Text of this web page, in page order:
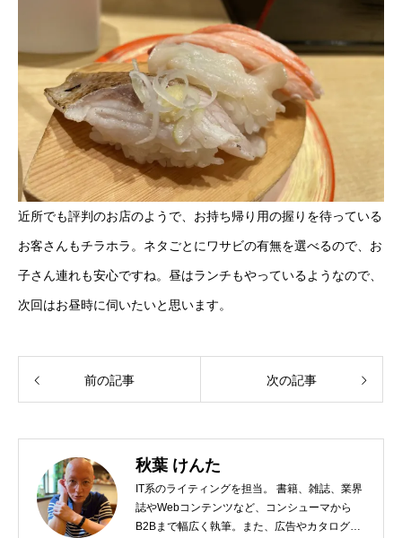
近所でも評判のお店のようで、お持ち帰り用の握りを待っている
お客さんもチラホラ。ネタごとにワサビの有無を選べるので、お
子さん連れも安心ですね。昼はランチもやっているようなので、
次回はお昼時に伺いたいと思います。
前の記事 次の記事
秋葉 けんた
IT系のライティングを担当。 書籍、雑誌、業界
誌やWebコンテンツなど、コンシューマから
B2Bまで幅広く執筆。また、広告やカタログ、